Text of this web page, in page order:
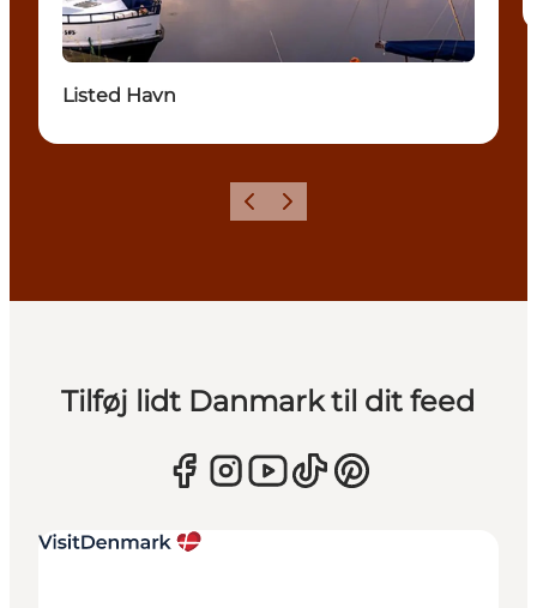
Listed Havn
ForrigeNæste
Tilføj lidt Danmark til dit feed